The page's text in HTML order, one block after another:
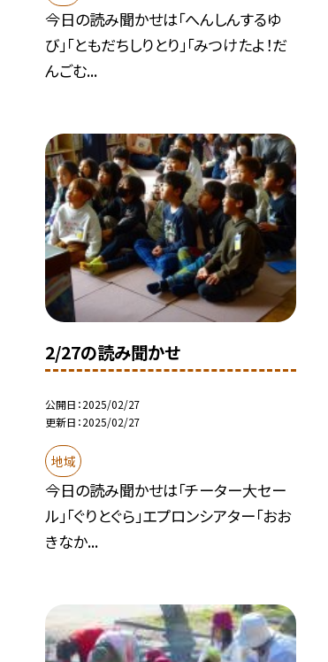
今日の読み聞かせは「へんしんするゆ
び」「ともだちしりとり」「みつけたよ！だ
んごむ...
2/27の読み聞かせ
公開日 2025/02/27
更新日 2025/02/27
地域
今日の読み聞かせは「チーター大セー
ル」「ぐりとぐら」エプロンシアター「おお
きなか...